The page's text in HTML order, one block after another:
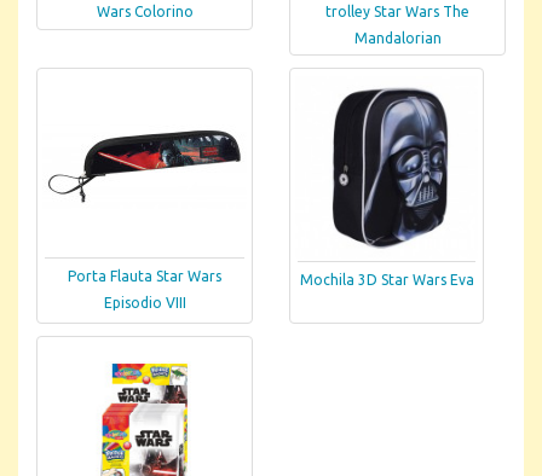
Wars Colorino
trolley Star Wars The
Mandalorian
Porta Flauta Star Wars
Episodio VIII
Mochila 3D Star Wars Eva